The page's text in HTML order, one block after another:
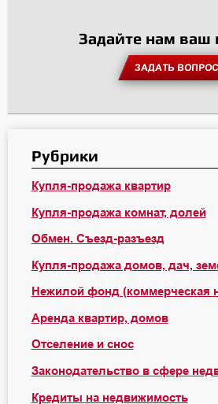
Задайте нам ваш
ЗАДАТЬ ВОПРОС
Рубрики
Купля-продажа квартир
Купля-продажа комнат, долей
Обмен. Съезд-разъезд
Купля-продажа домов, дач,
Нежилой фонд (коммерческая
Аренда квартир, домов
Отселение и снос
Законодательство в сфере
Кредиты на недвижимость